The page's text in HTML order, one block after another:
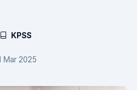
KPSS
Mar 2025